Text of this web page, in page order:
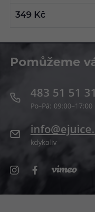
349 Kč
Pomůžeme
483 51 51 31
Po–Pá: 09:00–17:00
kdykoliv